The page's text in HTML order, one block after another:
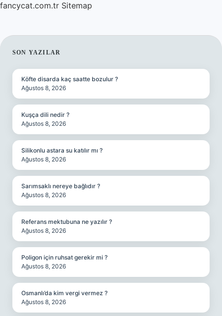
fancycat.com.tr Sitemap
SIDEBAR
SON YAZILAR
Köfte disarda kaç saatte bozulur ?
Ağustos 8, 2026
Kuşça dili nedir ?
Ağustos 8, 2026
Silikonlu astara su katılır mı ?
Ağustos 8, 2026
Sarımsaklı nereye bağlıdır ?
Ağustos 8, 2026
Referans mektubuna ne yazılır ?
Ağustos 8, 2026
Poligon için ruhsat gerekir mi ?
Ağustos 8, 2026
Osmanlı’da kim vergi vermez ?
Ağustos 8, 2026